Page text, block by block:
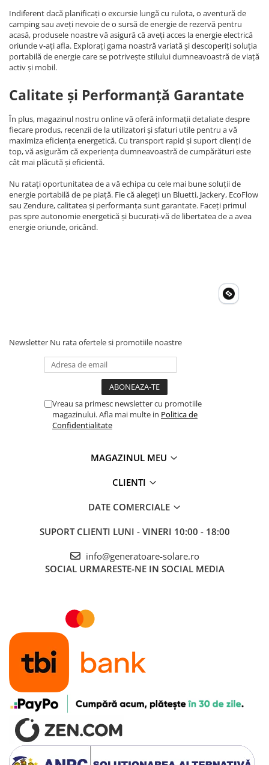
Indiferent dacă planificați o excursie lungă cu rulota, o aventură de
camping sau aveți nevoie de o sursă de energie de rezervă pentru
acasă, produsele noastre vă asigură că aveți acces la energie electrică
oriunde v-ați afla. Explorați gama noastră variată și descoperiți soluția
portabilă de energie care se potrivește stilului dumneavoastră de viață
activ și mobil.
Calitate și Performanță Garantate
În plus, magazinul nostru online vă oferă informații detaliate despre
fiecare produs, recenzii de la utilizatori și sfaturi utile pentru a vă
maximiza eficiența energetică. Cu transport rapid și suport clienți de
top, vă asigurăm că experiența dumneavoastră de cumpărături este
cât mai plăcută și eficientă.
Nu ratați oportunitatea de a vă echipa cu cele mai bune soluții de
energie portabilă de pe piață. Fie că alegeți un Bluetti, Jackery, EcoFlow
sau Zendure, calitatea și performanța sunt garantate. Faceți primul
pas spre autonomie energetică și bucurați-vă de libertatea de a avea
energie oriunde, oricând.
Newsletter Nu rata ofertele si promotiile noastre
Vreau sa primesc newsletter cu promotiile
magazinului. Afla mai multe in Politica de
Confidentialitate
MAGAZINUL MEU
CLIENTI
DATE COMERCIALE
SUPORT CLIENTI LUNI - VINERI 10:00 - 18:00
info@generatoare-solare.ro
SOCIAL URMARESTE-NE IN SOCIAL MEDIA